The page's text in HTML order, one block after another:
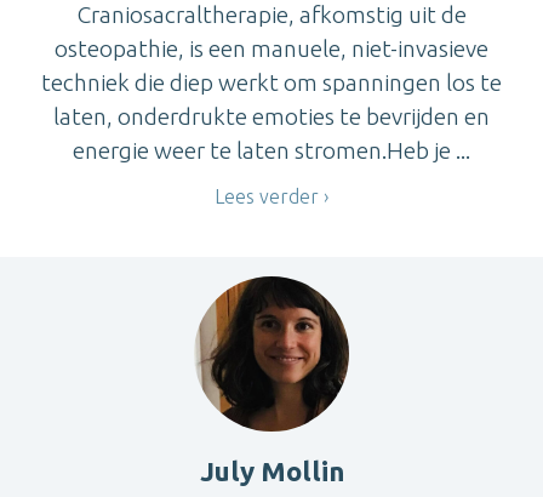
Craniosacraltherapie, afkomstig uit de
osteopathie, is een manuele, niet-invasieve
techniek die diep werkt om spanningen los te
laten, onderdrukte emoties te bevrijden en
energie weer te laten stromen.Heb je ...
Lees verder
July Mollin